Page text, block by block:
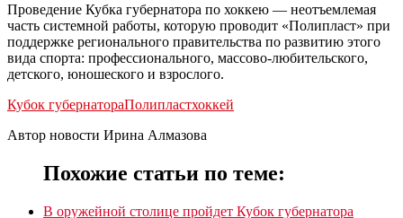
Проведение Кубка губернатора по хоккею — неотъемлемая
часть системной работы, которую проводит «Полипласт» при
поддержке регионального правительства по развитию этого
вида спорта: профессионального, массово-любительского,
детского, юношеского и взрослого.
Кубок губернатораПолипластхоккей
Автор новости Ирина Алмазова
Похожие статьи по теме:
В оружейной столице пройдет Кубок губернатора